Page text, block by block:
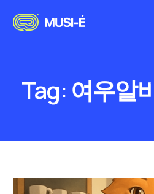
Tag: 여우알